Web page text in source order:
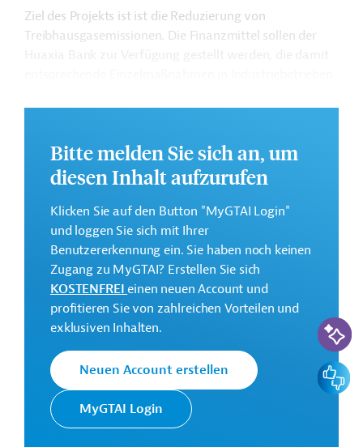
Ziel des Projekts ist ist die Reduzierung von
Treibhausgasemissionen. Die Finanzmittel sollen der
finden Sie auf derWebseite der ADB.
GTAI informiert über dieADB: Schwerpunkte,
Geschäftsanbahnung.
Gesamtkosten:
602,25 Millionen US-Dollar
Geberbeitrag:
200 Millionen US-Dollar (Darlehen)
Kontaktadressen
Bitte melden Sie sich an, um
diesen Inhalt aufzurufen
Klicken Sie auf den Button "MyGTAI Login"
und loggen Sie sich mit Ihrer
Benutzererkennung ein. Sie haben noch keinen
Zugang zu MyGTAI? Erstellen Sie sich
KOSTENFREIeinen neuen Account und
profitieren Sie von zahlreichen Vorteilen und
exklusiven Inhalten.
Neuen Account erstellen
MyGTAI Login
KI-